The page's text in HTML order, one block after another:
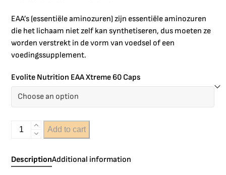
EAA’s (essentiële aminozuren) zijn essentiële aminozuren
die het lichaam niet zelf kan synthetiseren, dus moeten ze
worden verstrekt in de vorm van voedsel of een
voedingssupplement.
Evolite Nutrition EAA Xtreme 60 Caps
Add to cart
DescriptionAdditional information